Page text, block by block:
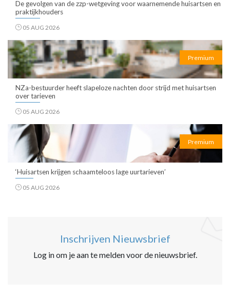
De gevolgen van de zzp-wetgeving voor waarnemende huisartsen en
praktijkhouders
05 AUG 2026
Premium
NZa-bestuurder heeft slapeloze nachten door strijd met huisartsen
over tarieven
05 AUG 2026
Premium
‘Huisartsen krijgen schaamteloos lage uurtarieven’
05 AUG 2026
Inschrijven Nieuwsbrief
Log in om je aan te melden voor de nieuwsbrief.